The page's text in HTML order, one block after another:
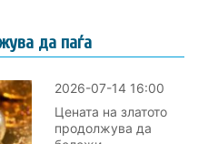
да паѓа
2026-07-14 16:00
Цената на златото
продолжува да